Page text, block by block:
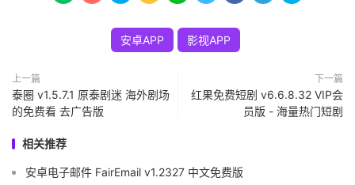
安卓APP 影视APP
上一篇
泰圈 v1.5.7.1 原泰剧迷 海外剧场
的免费看 去广告版
下一篇
红果免费短剧 v6.6.8.32 VIP会
员版 - 海量热门短剧
相关推荐
安卓电子邮件 FairEmail v1.2327 中文免费版